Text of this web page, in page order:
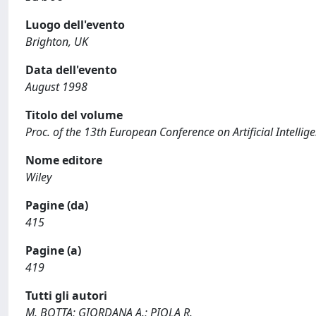
Luogo dell'evento
Brighton, UK
Data dell'evento
August 1998
Titolo del volume
Proc. of the 13th European Conference on Artificial
Nome editore
Wiley
Pagine (da)
415
Pagine (a)
419
Tutti gli autori
M. BOTTA; GIORDANA A.; PIOLA R.